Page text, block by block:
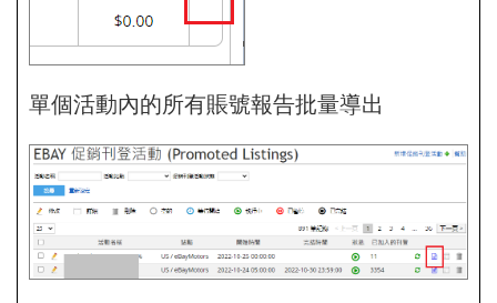
單個活動內的所有賬號報告批量導出